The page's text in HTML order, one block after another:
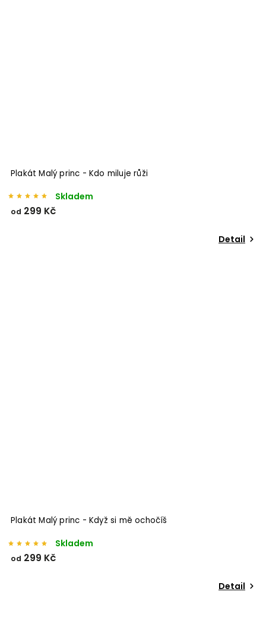
Plakát Malý princ - Kdo miluje růži
Skladem
od 299 Kč
Detail
Plakát Malý princ - Když si mě ochočíš
Skladem
od 299 Kč
Detail
Powered by chaterimo